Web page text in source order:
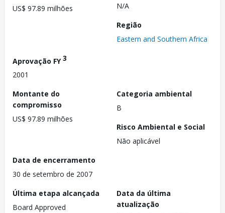
US$ 97.89 milhões
N/A
Região
Eastern and Southern Africa
Aprovação FY3
2001
Montante do
compromisso
US$ 97.89 milhões
Categoria ambiental
B
Risco Ambiental e Social
Não aplicável
Data de encerramento
30 de setembro de 2007
Última etapa alcançada
Board Approved
Data da última
atualização